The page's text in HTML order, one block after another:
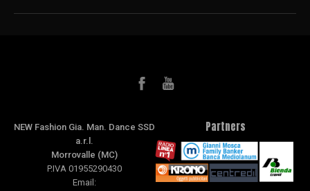
NEW Fashion Gia. Man. Dance SSD
a.r.l.
Morrovalle (MC)
P.IVA 01955290430
Email:
Partners